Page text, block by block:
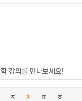
강의를 만나보세요!
ㅈ ㅊ ㅍ ㅎ